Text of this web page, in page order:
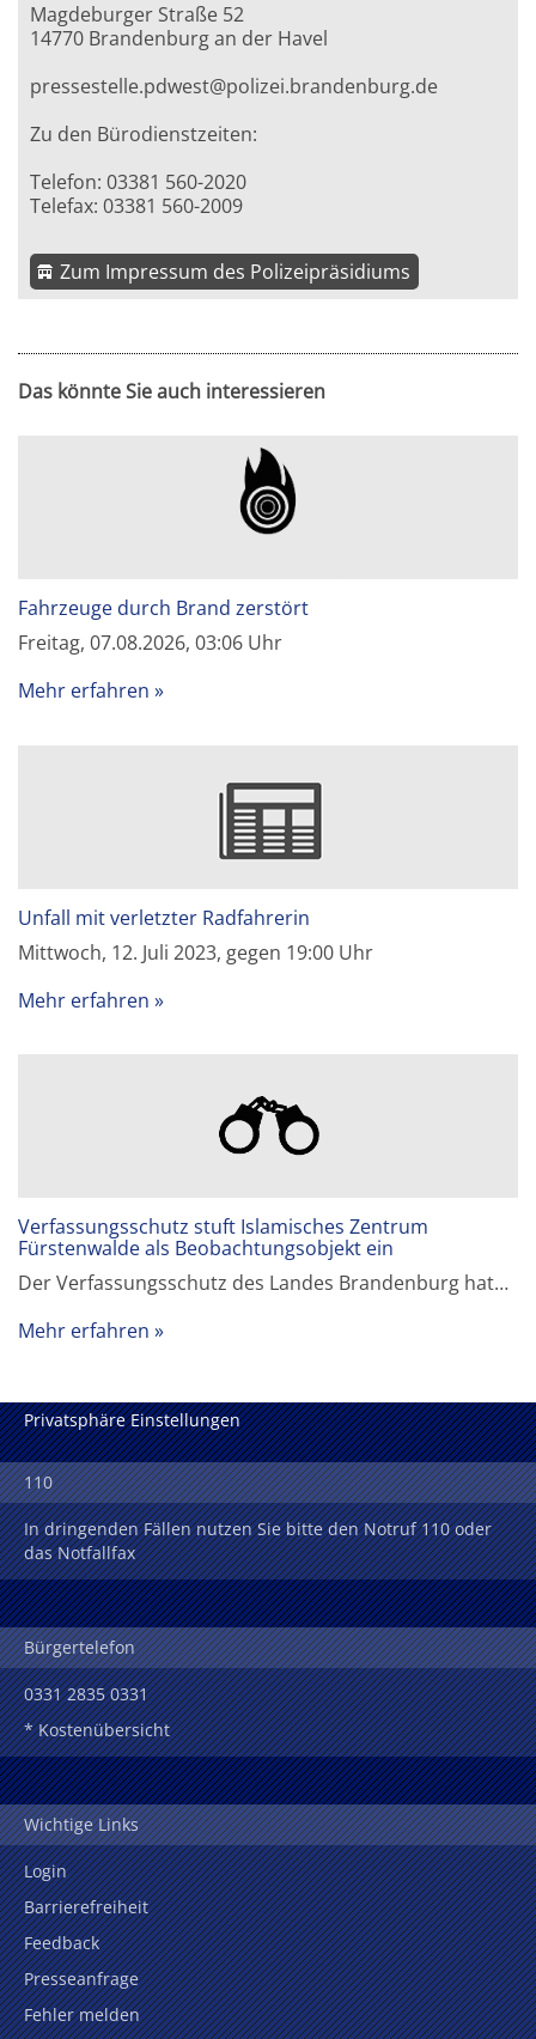
Magdeburger Straße 52
14770 Brandenburg an der Havel
pressestelle.pdwest@polizei.brandenburg.de
Zu den Bürodienstzeiten:
Telefon: 03381 560-2020
Telefax: 03381 560-2009
Zum Impressum des Polizeipräsidiums
Das könnte Sie auch interessieren
Fahrzeuge durch Brand zerstört
Freitag, 07.08.2026, 03:06 Uhr
Mehr erfahren
Unfall mit verletzter Radfahrerin
Mittwoch, 12. Juli 2023, gegen 19:00 Uhr
Mehr erfahren
Verfassungsschutz stuft Islamisches Zentrum
Fürstenwalde als Beobachtungsobjekt ein
Der Verfassungsschutz des Landes Brandenburg hat…
Mehr erfahren
Privatsphäre Einstellungen
110
In dringenden Fällen nutzen Sie bitte den Notruf 110 oder
das Notfallfax
Bürgertelefon
0331 2835 0331
* Kostenübersicht
Wichtige Links
Login
Barrierefreiheit
Feedback
Presseanfrage
Fehler melden